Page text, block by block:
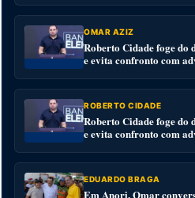
OMAR AZIZ
Roberto Cidade foge do
e evita confronto com
ROBERTO CIDADE
Roberto Cidade foge do
e evita confronto com
EDUARDO BRAGA
Em Anori, Omar